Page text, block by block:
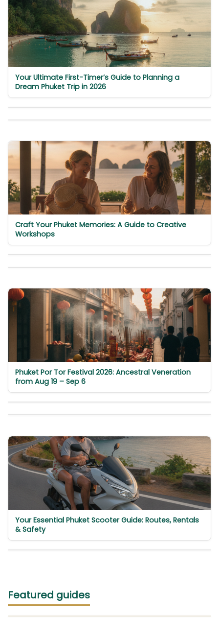
Your Ultimate First-Timer’s Guide to Planning a
Dream Phuket Trip in 2026
Craft Your Phuket Memories: A Guide to Creative
Workshops
Phuket Por Tor Festival 2026: Ancestral Veneration
from Aug 19 – Sep 6
Your Essential Phuket Scooter Guide: Routes, Rentals
& Safety
Featured guides